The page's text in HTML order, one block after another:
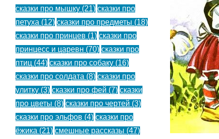
сказки про мышку (21) сказки про
петуха (12) сказки про предметы (18)
сказки про принцев (1) сказки про
принцесс и царевн (70) сказки про
птиц (44) сказки про собаку (16)
сказки про солдата (8) сказки про
улитку (3) сказки про фей (7) сказки
про цветы (8) сказки про чертей (3)
сказки про эльфов (4) сказки про
ёжика (21) смешные рассказы (47)